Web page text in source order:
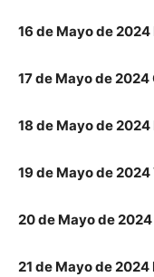
16 de Mayo de
17 de Mayo de 2024
18 de Mayo de
19 de Mayo de 2024
20 de Mayo de
21 de Mayo de